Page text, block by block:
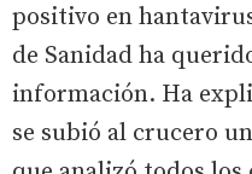
positivo en
de Sanidad ha
información. Ha
se subió al crucero